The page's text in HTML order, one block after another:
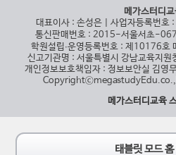
메가스터디
대표이사 : 손성은 | 사업자등록번
통신판매번호 : 2015-서울서초-
학원설립∙운영등록번호 : 제10176호
신고기관명 : 서울특별시 강남교육지
개인정보보호책임자 : 정보보안실 김영
메가스터디교육
태블릿 모드 홈